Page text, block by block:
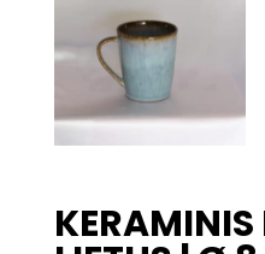
KERAMINIS